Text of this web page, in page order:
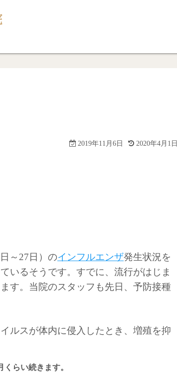
2019年11月6日 2020年4月1日
済ですか？
～27日）のインフルエンザ発生状況を
いるそうです。すでに、流行がはじま
す。当院のスタッフも先日、予防接種
ルスが体内に侵入したとき、増殖を抑
らい続きます。